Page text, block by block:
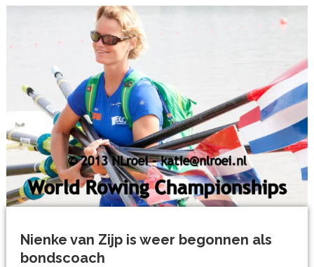
Nienke van Zijp is weer begonnen als
bondscoach